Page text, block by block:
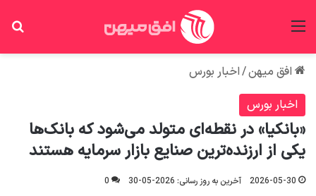
افق میهن/اخبار بورس
اخبار بورس
«بانکیا» در نقطه‌ای متولد می‌شود که بانک‌ها
یکی از ارزنده‌ترین صنایع بازار سرمایه هستند
2026-05-30 آخرین به روز رسانی: 2026-05-30
0